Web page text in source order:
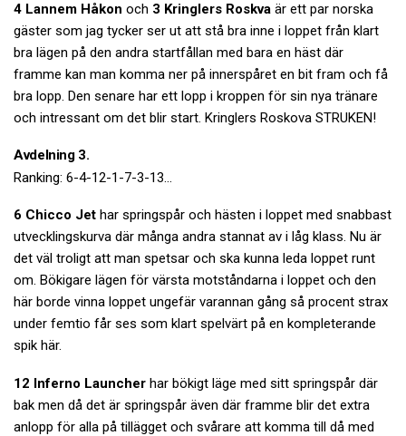
4 Lannem Håkon och 3 Kringlers Roskva är ett par norska
gäster som jag tycker ser ut att stå bra inne i loppet från klart
bra lägen på den andra startfållan med bara en häst där
framme kan man komma ner på innerspåret en bit fram och få
bra lopp. Den senare har ett lopp i kroppen för sin nya tränare
och intressant om det blir start. Kringlers Roskova STRUKEN!
Avdelning 3.
Ranking: 6-4-12-1-7-3-13...
6 Chicco Jet har springspår och hästen i loppet med snabbast
utvecklingskurva där många andra stannat av i låg klass. Nu är
det väl troligt att man spetsar och ska kunna leda loppet runt
om. Bökigare lägen för värsta motståndarna i loppet och den
här borde vinna loppet ungefär varannan gång så procent strax
under femtio får ses som klart spelvärt på en kompleterande
spik här.
12 Inferno Launcher har bökigt läge med sitt springspår där
bak men då det är springspår även där framme blir det extra
anlopp för alla på tillägget och svårare att komma till då med